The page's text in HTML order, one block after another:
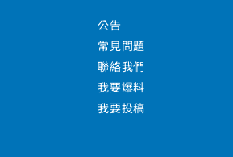
公告
常見問題
聯絡我們
我要爆料
我要投稿